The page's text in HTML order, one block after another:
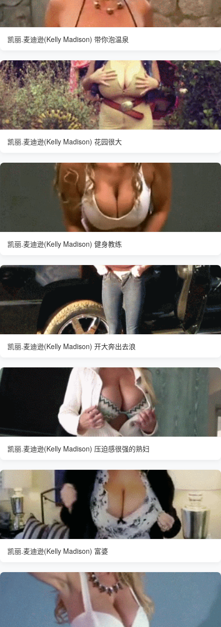
凯丽.麦迪逊(Kelly Madison) 带你泡温泉
凯丽.麦迪逊(Kelly Madison) 花园很大
凯丽.麦迪逊(Kelly Madison) 健身教练
凯丽.麦迪逊(Kelly Madison) 开大奔出去浪
凯丽.麦迪逊(Kelly Madison) 压迫感很强的熟妇
凯丽.麦迪逊(Kelly Madison) 富婆